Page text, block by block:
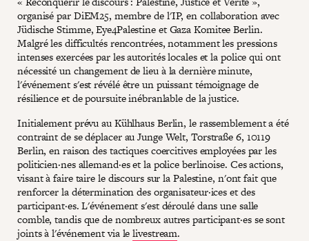
organisé par DiEM25, membre de l'IP, en collaboration avec
Jüdische Stimme, Eye4Palestine et Gaza Komitee Berlin.
Malgré les difficultés rencontrées, notamment les pressions
intenses exercées par les autorités locales et la police qui ont
nécessité un changement de lieu à la dernière minute,
l'événement s'est révélé être un puissant témoignage de
résilience et de poursuite inébranlable de la justice.
Initialement prévu au Kühlhaus Berlin, le rassemblement a été
contraint de se déplacer au Junge Welt, Torstraße 6, 10119
Berlin, en raison des tactiques coercitives employées par les
politicien·nes allemand·es et la police berlinoise. Ces actions,
visant à faire taire le discours sur la Palestine, n'ont fait que
renforcer la détermination des organisateur·ices et des
participant·es. L'événement s'est déroulé dans une salle
comble, tandis que de nombreux autres participant·es se sont
joints à l'événement via lelivestream.